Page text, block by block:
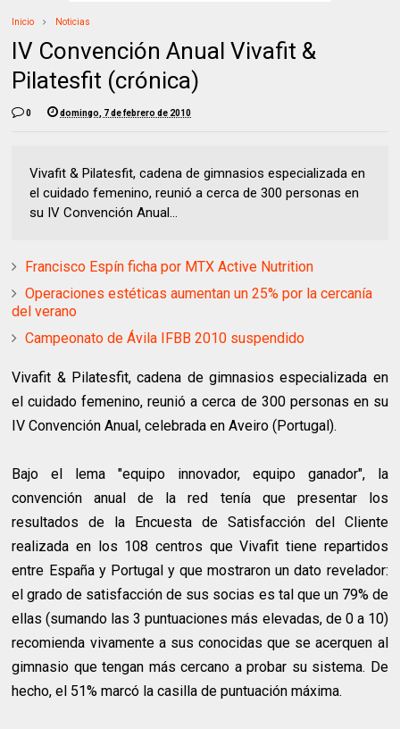
Inicio Noticias
IV Convención Anual Vivafit &
Pilatesfit (crónica)
0 domingo, 7 de febrero de 2010
Vivafit & Pilatesfit, cadena de gimnasios especializada en
el cuidado femenino, reunió a cerca de 300 personas en
su IV Convención Anual...
Francisco Espín ficha por MTX Active Nutrition
Operaciones estéticas aumentan un 25% por la cercanía
del verano
Campeonato de Ávila IFBB 2010 suspendido
Vivafit & Pilatesfit, cadena de gimnasios especializada en
el cuidado femenino, reunió a cerca de 300 personas en su
IV Convención Anual, celebrada en Aveiro (Portugal).
Bajo el lema "equipo innovador, equipo ganador", la
convención anual de la red tenía que presentar los
resultados de la Encuesta de Satisfacción del Cliente
realizada en los 108 centros que Vivafit tiene repartidos
entre España y Portugal y que mostraron un dato revelador:
el grado de satisfacción de sus socias es tal que un 79% de
ellas (sumando las 3 puntuaciones más elevadas, de 0 a 10)
recomienda vivamente a sus conocidas que se acerquen al
gimnasio que tengan más cercano a probar su sistema. De
hecho, el 51% marcó la casilla de puntuación máxima.